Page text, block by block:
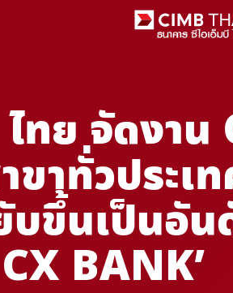
ทย จัดงา
าทั่วประเ
ขึ้นเป็นอัน
BANK’